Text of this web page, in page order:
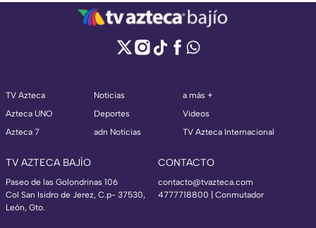
TV Azteca
Azteca UNO
Azteca 7
Noticias
Deportes
adn Noticias
a más +
Videos
TV Azteca Internacional
TV AZTECA BAJÍO
Paseo de las Golondrinas 106
Col San Isidro de Jerez, C.p- 37530,
León, Gto.
CONTACTO
contacto@tvazteca.com
4777718800 | Conmutador